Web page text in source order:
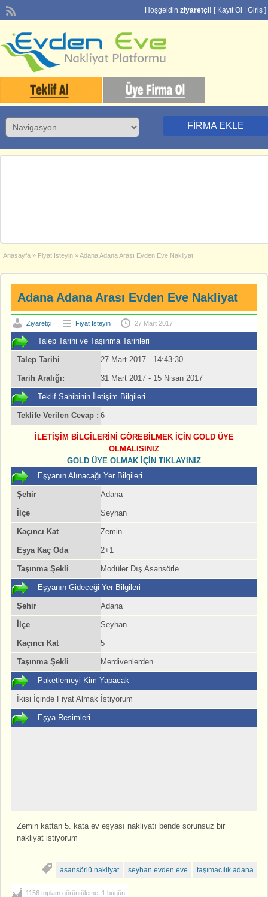
Hoşgeldin ziyaretçi! [ Kayıt Ol Giriş ]
FIRMA EKLE
Anasayfa » Fiyat İsteyin »Adana Adana Arası Evden Eve Nakliyat
Adana Adana Arası Evden Eve Nakliyat
Ziyaretçi Fiyat İsteyin 27 Mart 2017
Talep Tarihi ve Taşınma Tarihleri
Talep Tarihi 27 Mart 2017 - 14:43:30
Tarih Aralığı: 31 Mart 2017 - 15 Nisan 2017
Teklif Sahibinin İletişim Bilgileri
Teklife Verilen Cevap : 6
İLETIŞIM BILGILERINI GÖREBILMEK IÇIN GOLD ÜYE
OLMALISINIZ
GOLD ÜYE OLMAK IÇIN TIKLAYINIZ
Eşyanın Alınacağı Yer Bilgileri
Şehir Adana
İlçe Seyhan
Kaçıncı Kat Zemin
Eşya Kaç Oda 2+1
Taşınma Şekli Modüler Dış Asansörle
Eşyanın Gideceği Yer Bilgileri
Şehir Adana
İlçe Seyhan
Kaçıncı Kat 5
Taşınma Şekli Merdivenlerden
Paketlemeyi Kim Yapacak
İkisi İçinde Fiyat Almak İstiyorum
Eşya Resimleri
Zemin kattan 5. kata ev eşyası nakliyatı bende sorunsuz bir
nakliyat istiyorum
asansörlü nakliyat seyhan evden eve taşımacılık adana
1156 toplam görüntüleme, 1 bugün